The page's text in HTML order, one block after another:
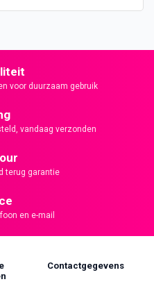
voor duurzaam gebruik
vandaag verzonden
terug garantie
en e-mail
Contactgegevens